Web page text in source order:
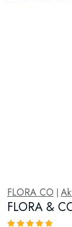
FLORA CO |
FLORA &